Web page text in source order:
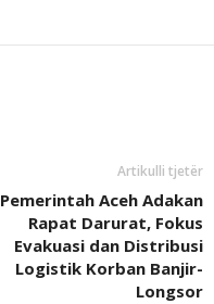
Artikulli tjetër
Pemerintah Aceh Adakan
Rapat Darurat, Fokus
Evakuasi dan Distribusi
Logistik Korban Banjir-
Longsor